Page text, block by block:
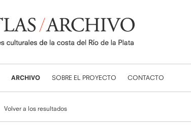
ARCHIVO SOBRE EL PROYECTO CONTACTO
Volver a los resultados